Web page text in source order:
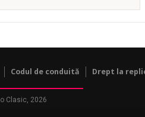
Codul de conduită Drept la
Clasic, 2026